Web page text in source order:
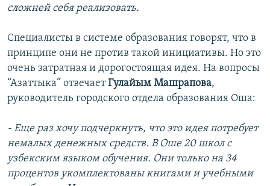
сложней себя реализовать.
Специалисты в системе образования говорят, что в
принципе они не против такой инициативы. Но это
очень затратная и дорогостоящая идея. На вопросы
“Азаттыка” отвечаетГулайым Машрапова,
руководитель городского отдела образования Оша:
- Еще раз хочу подчеркнуть, что это идея потребует
немалых денежных средств. В Оше 20 школ с
узбекским языком обучения. Они только на 34
процентов укомплектованы книгами и учебными